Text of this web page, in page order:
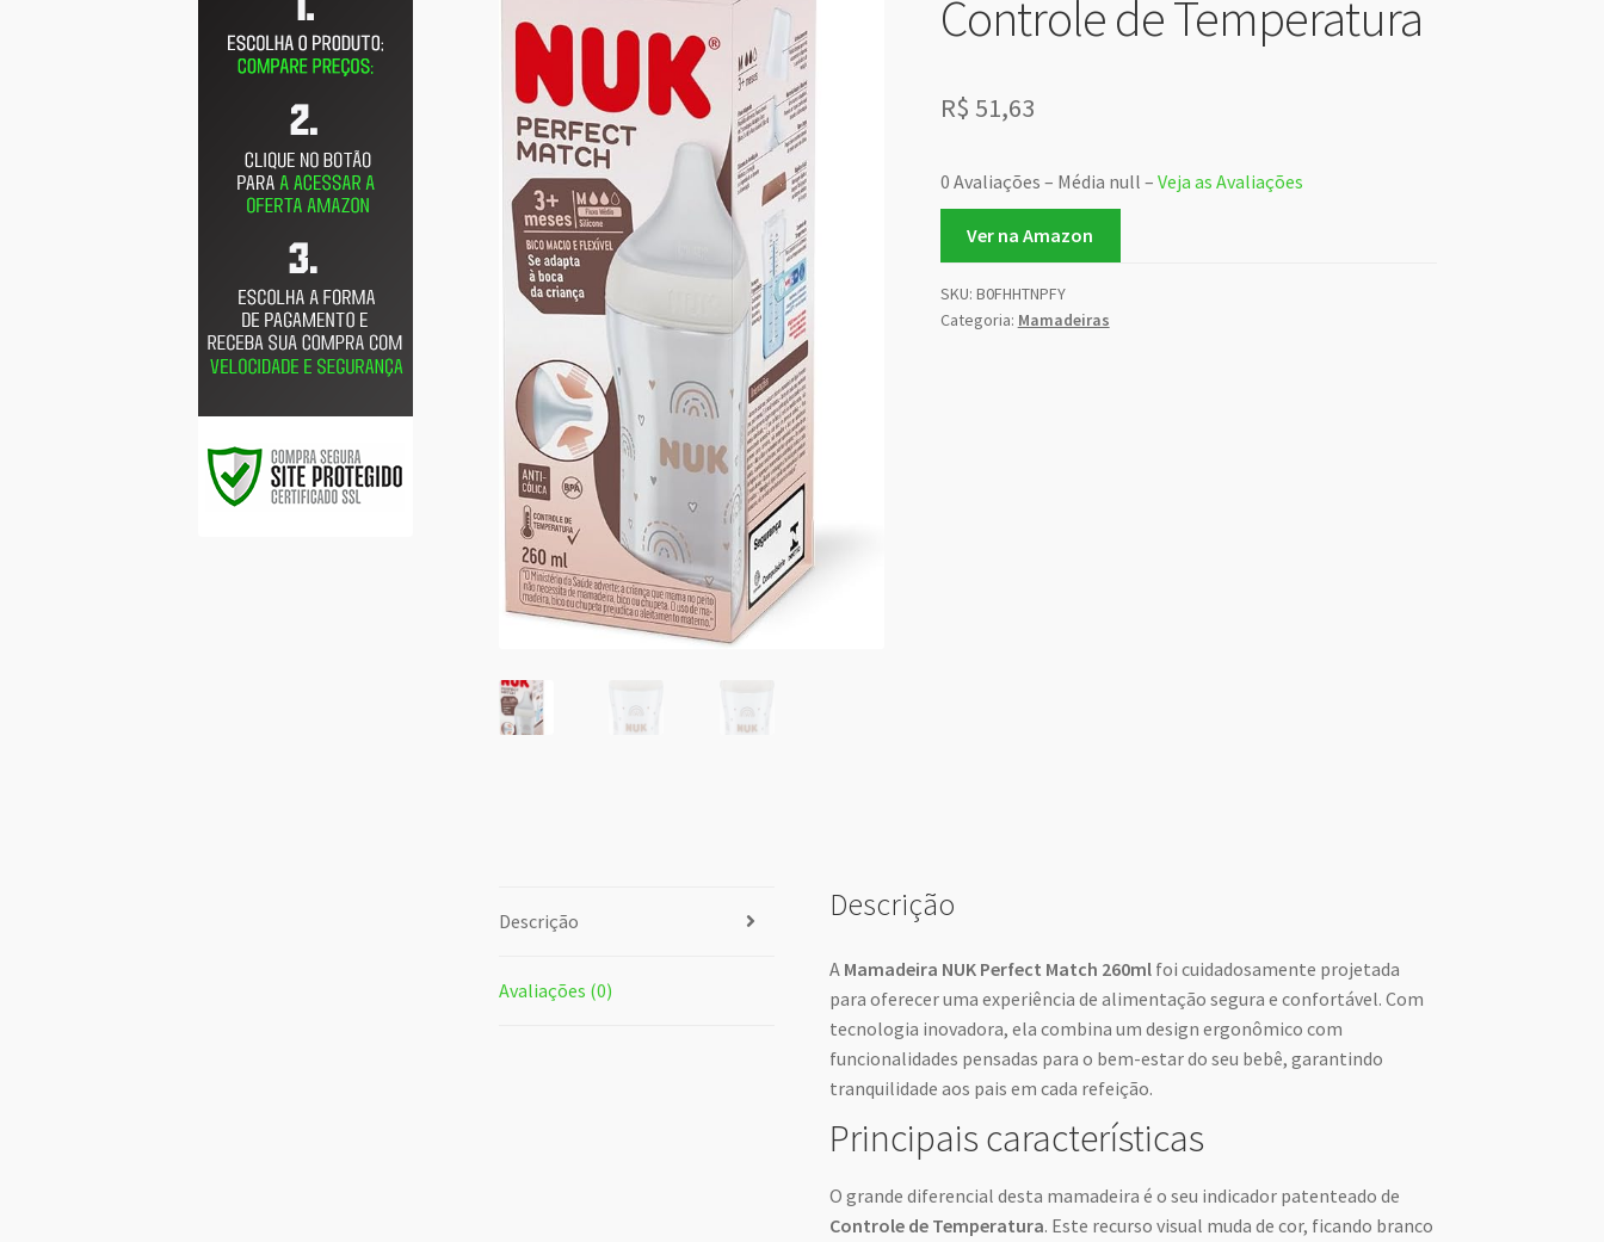
Controle de Temperatura
R$ 51,63
0 Avaliações – Média null – Veja as Avaliações
Ver na Amazon
SKU: B0FHHTNPFY
Categoria: Mamadeiras
Descrição
Avaliações (0)
Descrição
A Mamadeira NUK Perfect Match 260ml foi cuidadosamente projetada
para oferecer uma experiência de alimentação segura e confortável. Com
tecnologia inovadora, ela combina um design ergonômico com
funcionalidades pensadas para o bem-estar do seu bebê, garantindo
tranquilidade aos pais em cada refeição.
Principais características
O grande diferencial desta mamadeira é o seu indicador patenteado de
Controle de Temperatura. Este recurso visual muda de cor, ficando branco